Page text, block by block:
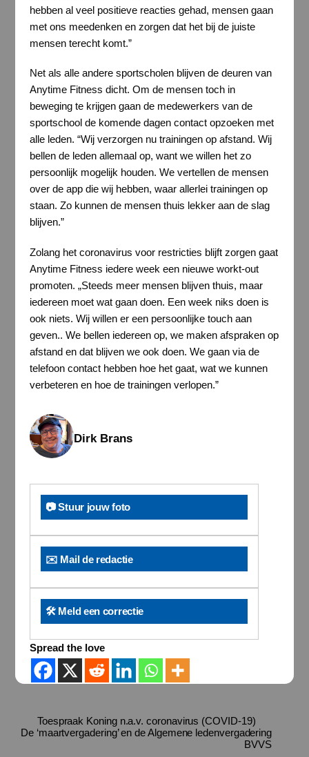
hebben al veel positieve reacties gehad, mensen gaan
met ons meedenken en zorgen dat het bij de juiste
mensen terecht komt.”
Net als alle andere sportscholen blijven de deuren van
Anytime Fitness dicht. Om de mensen toch in
beweging te krijgen gaan de medewerkers van de
sportschool de komende dagen contact opzoeken met
alle leden. “Wij verzorgen nu trainingen op afstand. Wij
bellen de leden allemaal op, want we willen het zo
persoonlijk mogelijk houden. We vertellen de mensen
over de app die wij hebben, waar allerlei trainingen op
staan. Zo kunnen de mensen thuis lekker aan de slag
blijven.”
Zolang het coronavirus voor restricties blijft zorgen gaat
Anytime Fitness iedere week een nieuwe workt-out
promoten. „Steeds meer mensen blijven thuis, maar
iedereen moet wat gaan doen. Een week niks doen is
ook niets. Wij willen er een persoonlijke touch aan
geven.. We bellen iedereen op, we maken afspraken op
afstand en dat blijven we ook doen. We gaan via de
telefoon contact hebben hoe het gaat, wat we kunnen
verbeteren en hoe de trainingen verlopen.”
Dirk Brans
📷 Stuur jouw foto
✉️ Mail de redactie
🛠️ Meld een correctie
Spread the love
Toespraak Koning n.a.v. coronavirus (COVID-19)
De ‘maartvergadering’ en de Algemene ledenvergadering
BVVS